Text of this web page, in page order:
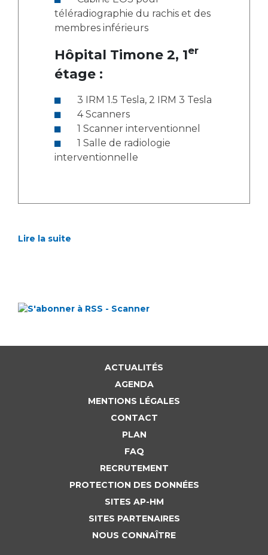
téléradiographie du rachis et des
membres inférieurs
Hôpital Timone 2, 1er
étage :
3 IRM 1.5 Tesla, 2 IRM 3 Tesla
4 Scanners
1 Scanner interventionnel
interventionnelle
Lire la suite
ACTUALITÉS
AGENDA
MENTIONS LÉGALES
CONTACT
PLAN
FAQ
RECRUTEMENT
PROTECTION DES DONNÉES
SITES AP-HM
SITES PARTENAIRES
NOUS CONNAÎTRE